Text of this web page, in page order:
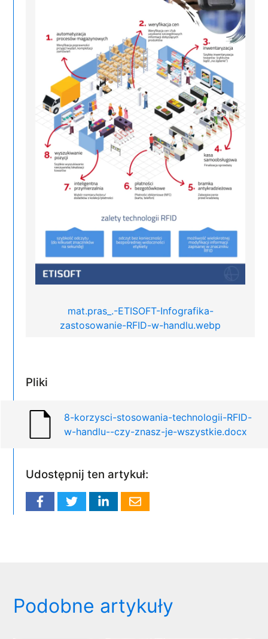
mat.pras_.-ETISOFT-Infografika-
zastosowanie-RFID-w-handlu.webp
Pliki
8-korzysci-stosowania-technologii-RFID-
w-handlu--czy-znasz-je-wszystkie.docx
Udostępnij ten artykuł:
Podobne artykuły